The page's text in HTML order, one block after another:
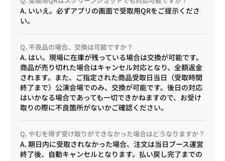
A. いいえ。必ずアプリの画面で受取用QRをご提示くださ
い。
Q. 不良品の場合、交換は可能ですか？
A. はい。現場に在庫が残っている場合は交換が可能です。
商品が売り切れた場合はキャンセル対応となり、全額返金
されます。また、ご指定された商品受取日当日（受取時間
終了まで）公演会場でのみ、交換が可能です。後日の対応
はいかなる場合であっても一切できかねますので、お受け
取りの際に不良箇所がないかご確認ください。
Q. やむを得ず受け取りができなかった場合はどうなりますか？
A. 期日内に受取されなかった場合、注文は当日ブース運営
終了後、自動キャンセルとなります。払い戻し完了までの